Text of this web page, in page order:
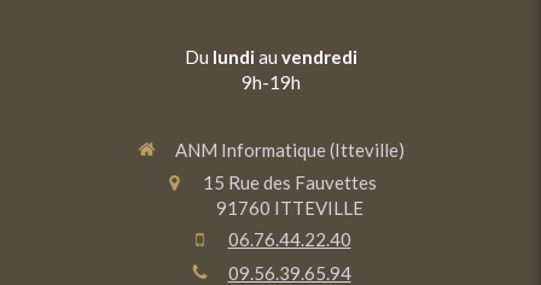
Du lundi au vendredi
9h-19h
ANM Informatique (Itteville)
15 Rue des Fauvettes
91760 ITTEVILLE
06.76.44.22.40
09.56.39.65.94